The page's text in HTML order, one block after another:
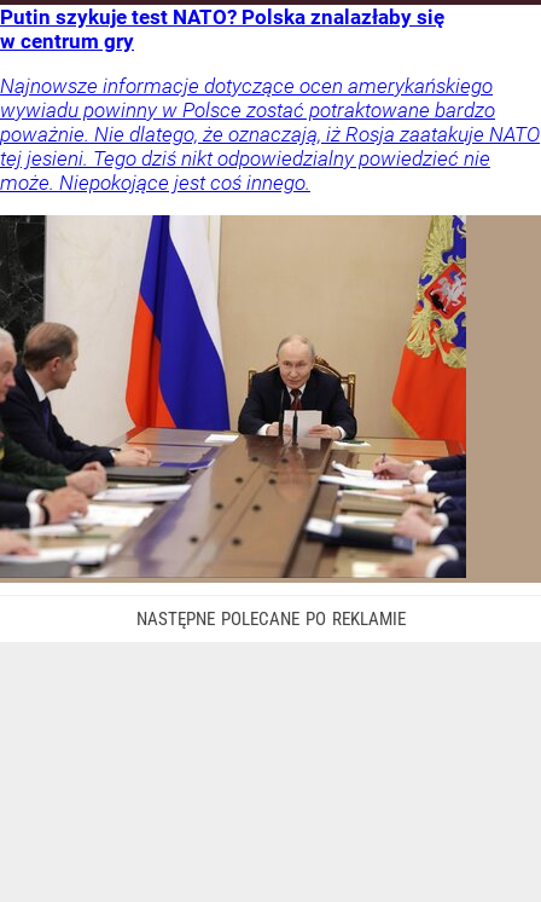
Putin szykuje test NATO? Polska znalazłaby się
w centrum gry
Najnowsze informacje dotyczące ocen amerykańskiego
wywiadu powinny w Polsce zostać potraktowane bardzo
poważnie. Nie dlatego, że oznaczają, iż Rosja zaatakuje NATO
tej jesieni. Tego dziś nikt odpowiedzialny powiedzieć nie
może. Niepokojące jest coś innego.